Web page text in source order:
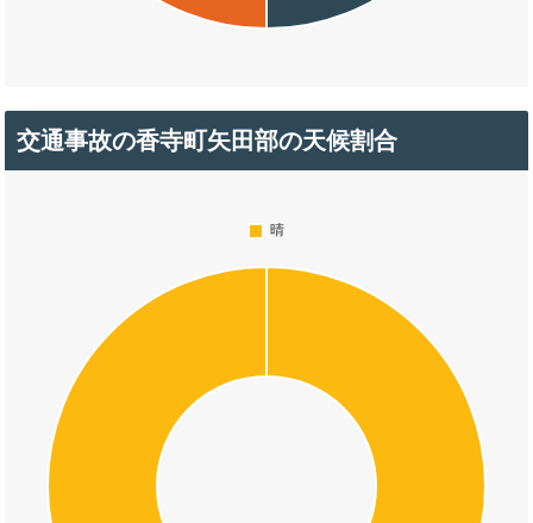
交通事故の香寺町矢田部の天候割合